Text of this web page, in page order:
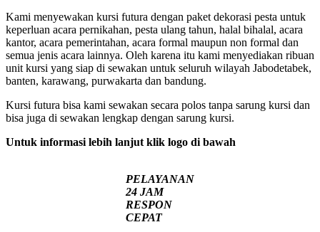
Kami menyewakan kursi futura dengan paket dekorasi pesta untuk
keperluan acara pernikahan, pesta ulang tahun, halal bihalal, acara
kantor, acara pemerintahan, acara formal maupun non formal dan
semua jenis acara lainnya. Oleh karena itu kami menyediakan ribuan
unit kursi yang siap di sewakan untuk seluruh wilayah Jabodetabek,
banten, karawang, purwakarta dan bandung.
Kursi futura bisa kami sewakan secara polos tanpa sarung kursi dan
bisa juga di sewakan lengkap dengan sarung kursi.
Untuk informasi lebih lanjut klik logo di bawah
PELAYANAN
24 JAM
RESPON
CEPAT